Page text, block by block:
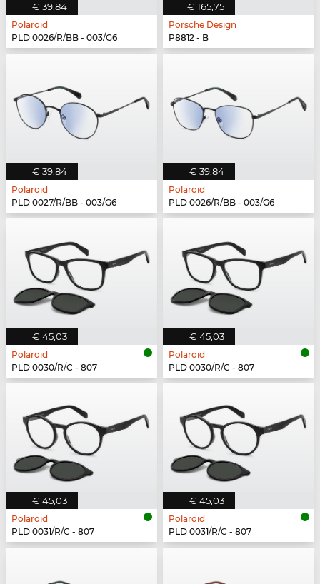
€ 39,84
Polaroid
PLD 0026/R/BB - 003/G6
€ 165,75
Porsche Design
P8812 - B
€ 39,84
Polaroid
PLD 0027/R/BB - 003/G6
€ 39,84
Polaroid
PLD 0026/R/BB - 003/G6
€ 45,03
Polaroid
PLD 0030/R/C - 807
€ 45,03
Polaroid
PLD 0030/R/C - 807
€ 45,03
Polaroid
PLD 0031/R/C - 807
€ 45,03
Polaroid
PLD 0031/R/C - 807